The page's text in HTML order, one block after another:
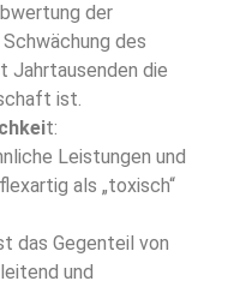
der
des
Jahrtausenden die
ist.
t:
Leistungen und
als „toxisch“
das Gegenteil von
und